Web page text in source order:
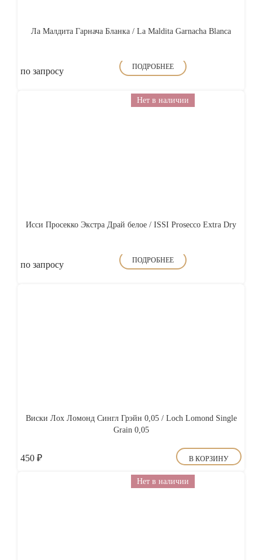
Ла Малдита Гарнача Бланка / La Maldita Garnacha Blanca
по запросу ПОДРОБНЕЕ
Нет в наличии
Исси Просекко Экстра Драй белое / ISSI Prosecco Extra Dry
по запросу ПОДРОБНЕЕ
Виски Лох Ломонд Сингл Грэйн 0,05 / Loch Lomond Single
Grain 0,05
450 ₽ В КОРЗИНУ
Нет в наличии